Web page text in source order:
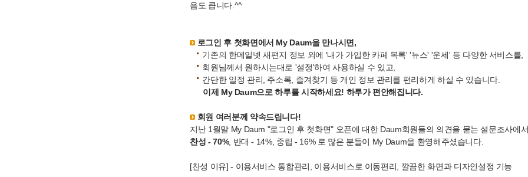
음도 큽니다.^^
로그인 후 첫화면에서 My Daum을 만나시면,
기존의 한메일넷 새편지 정보 외에 '내가 가입한 카페 목록' '뉴스' '운세' 등 다양한 서비스를,
회원님께서 원하시는대로 '설정'하여 사용하실 수 있고,
간단한 일정 관리, 주소록, 즐겨찾기 등 개인 정보 관리를 편리하게 하실 수 있습니다.
이제 My Daum으로 하루를 시작하세요! 하루가 편안해집니다.
회원 여러분께 약속드립니다!
지난 1월말 My Daum "로그인 후 첫화면" 오픈에 대한 Daum회원들의 의견을 묻는 설문조사에
찬성 - 70%, 반대 - 14%, 중립 - 16% 로 많은 분들이 My Daum을 환영해주셨습니다.
[찬성 이유] - 이용서비스 통합관리, 이용서비스로 이동편리, 깔끔한 화면과 디자인설정 기능